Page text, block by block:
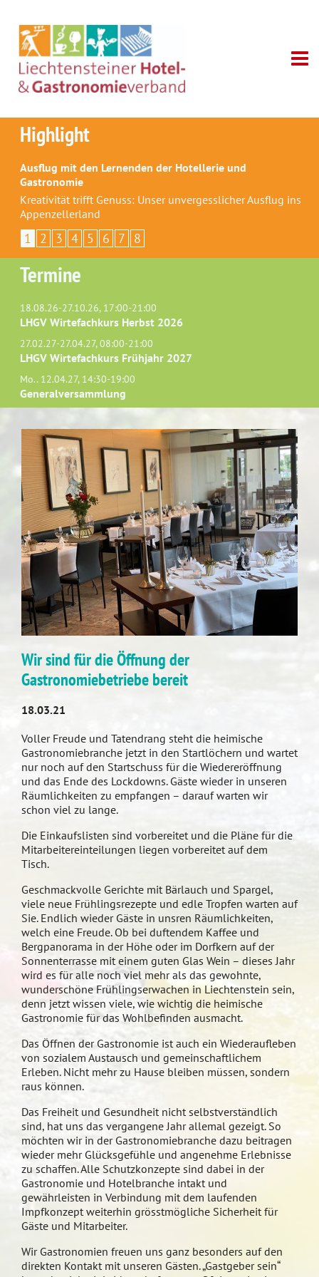
Highlight
Ausflug mit den Lernenden der Hotellerie und
Gastronomie
Kreativität trifft Genuss: Unser unvergesslicher Ausflug ins
Appenzellerland
1 2 3 4 5 6 7 8
Termine
18.08.26-27.10.26, 17:00-21:00
LHGV Wirtefachkurs Herbst 2026
27.02.27-27.04.27, 08:00-21:00
LHGV Wirtefachkurs Frühjahr 2027
Mo.. 12.04.27, 14:30-19:00
Generalversammlung
Wir sind für die Öffnung der
Gastronomiebetriebe bereit
18.03.21
Voller Freude und Tatendrang steht die heimische
Gastronomiebranche jetzt in den Startlöchern und wartet
nur noch auf den Startschuss für die Wiedereröffnung
und das Ende des Lockdowns. Gäste wieder in unseren
Räumlichkeiten zu empfangen – darauf warten wir
schon viel zu lange.
Die Einkaufslisten sind vorbereitet und die Pläne für die
Mitarbeitereinteilungen liegen vorbereitet auf dem
Tisch.
Geschmackvolle Gerichte mit Bärlauch und Spargel,
viele neue Frühlingsrezepte und edle Tropfen warten auf
Sie. Endlich wieder Gäste in unsren Räumlichkeiten,
welch eine Freude. Ob bei duftendem Kaffee und
Bergpanorama in der Höhe oder im Dorfkern auf der
Sonnenterrasse mit einem guten Glas Wein – dieses Jahr
wird es für alle noch viel mehr als das gewohnte,
wunderschöne Frühlingserwachen in Liechtenstein sein,
denn jetzt wissen viele, wie wichtig die heimische
Gastronomie für das Wohlbefinden ausmacht.
Das Öffnen der Gastronomie ist auch ein Wiederaufleben
von sozialem Austausch und gemeinschaftlichem
Erleben. Nicht mehr zu Hause bleiben müssen, sondern
raus können.
Das Freiheit und Gesundheit nicht selbstverständlich
sind, hat uns das vergangene Jahr allemal gezeigt. So
möchten wir in der Gastronomiebranche dazu beitragen
wieder mehr Glücksgefühle und angenehme Erlebnisse
zu schaffen. Alle Schutzkonzepte sind dabei in der
Gastronomie und Hotelbranche intakt und
gewährleisten in Verbindung mit dem laufenden
Impfkonzept weiterhin grösstmögliche Sicherheit für
Gäste und Mitarbeiter.
Wir Gastronomien freuen uns ganz besonders auf den
direkten Kontakt mit unseren Gästen. „Gastgeber sein“